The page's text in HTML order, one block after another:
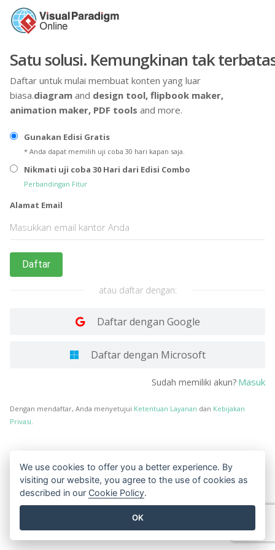
Satu solusi. Kemungkinan tak
Daftar untuk mulai membuat konten yang luar
biasa.diagram and design tool, flipbook maker,
animation maker, PDF tools and more.
Gunakan Edisi Gratis
* Anda dapat memilih uji coba 30 hari kapan saja.
Nikmati uji coba 30 Hari dari Edisi Combo
Perbandingan Fitur
Alamat Email
Daftar
atau daftar dengan:
Daftar dengan Google
Daftar dengan Microsoft
Sudah memiliki akun? Masuk
Dengan mendaftar, Anda menyetujui Ketentuan Layanan dan Kebijakan
Privasi.
We use cookies to offer you a better experience. By
visiting our website, you agree to the use of cookies as
described in our Cookie Policy.
OK